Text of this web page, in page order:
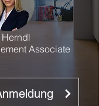
Associate